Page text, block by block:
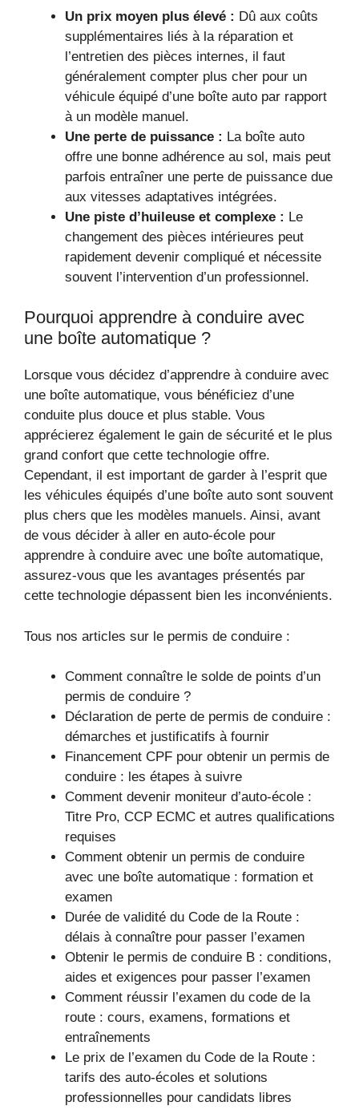
Un prix moyen plus élevé : Dû aux coûts
supplémentaires liés à la réparation et
l’entretien des pièces internes, il faut
généralement compter plus cher pour un
véhicule équipé d’une boîte auto par rapport
à un modèle manuel.
Une perte de puissance : La boîte auto
offre une bonne adhérence au sol, mais peut
parfois entraîner une perte de puissance due
aux vitesses adaptatives intégrées.
Une piste d’huileuse et complexe : Le
changement des pièces intérieures peut
rapidement devenir compliqué et nécessite
souvent l’intervention d’un professionnel.
Pourquoi apprendre à conduire avec
une boîte automatique ?
Lorsque vous décidez d’apprendre à conduire avec
une boîte automatique, vous bénéficiez d’une
conduite plus douce et plus stable. Vous
apprécierez également le gain de sécurité et le plus
grand confort que cette technologie offre.
Cependant, il est important de garder à l’esprit que
les véhicules équipés d’une boîte auto sont souvent
plus chers que les modèles manuels. Ainsi, avant
de vous décider à aller en auto-école pour
apprendre à conduire avec une boîte automatique,
assurez-vous que les avantages présentés par
cette technologie dépassent bien les inconvénients.
Tous nos articles sur le permis de conduire :
Comment connaître le solde de points d’un
permis de conduire ?
Déclaration de perte de permis de conduire :
démarches et justificatifs à fournir
Financement CPF pour obtenir un permis de
conduire : les étapes à suivre
Comment devenir moniteur d’auto-école :
Titre Pro, CCP ECMC et autres qualifications
requises
Comment obtenir un permis de conduire
avec une boîte automatique : formation et
examen
Durée de validité du Code de la Route :
délais à connaître pour passer l’examen
Obtenir le permis de conduire B : conditions,
aides et exigences pour passer l’examen
Comment réussir l’examen du code de la
route : cours, examens, formations et
entraînements
Le prix de l’examen du Code de la Route :
tarifs des auto-écoles et solutions
professionnelles pour candidats libres